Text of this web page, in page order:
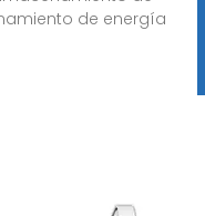
de energía